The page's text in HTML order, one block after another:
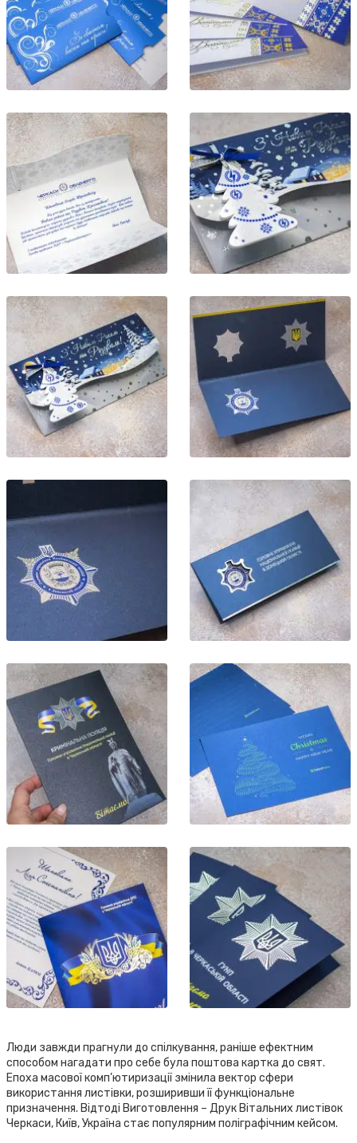
Люди завжди прагнули до спілкування, раніше ефектним
способом нагадати про себе була поштова картка до свят.
Епоха масової комп’ютиризації змінила вектор сфери
використання листівки, розширивши її функціональне
призначення. Відтоді Виготовлення – Друк Вітальних листівок
Черкаси, Київ, Україна стає популярним поліграфічним кейсом.